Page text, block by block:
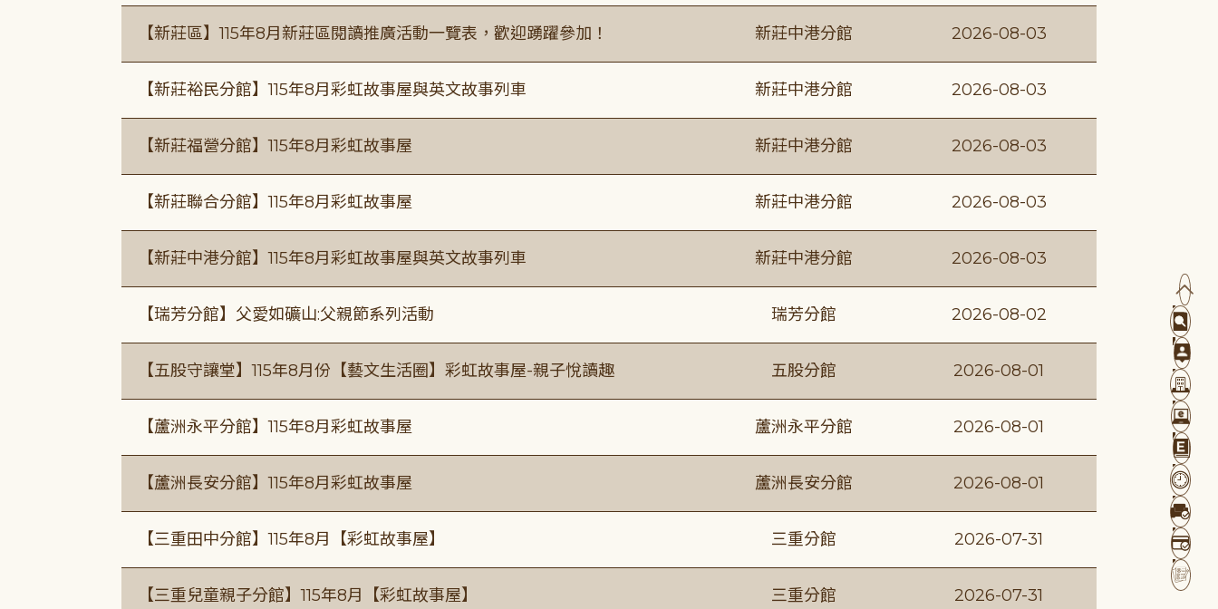
【新莊區】115年8月新莊區閱讀推廣活動一覽表，歡迎踴躍參加！ 新莊中港分館 2026-08-03
【新莊裕民分館】115年8月彩虹故事屋與英文故事列車 新莊中港分館 2026-08-03
【新莊福營分館】115年8月彩虹故事屋 新莊中港分館 2026-08-03
【新莊聯合分館】115年8月彩虹故事屋 新莊中港分館 2026-08-03
【新莊中港分館】115年8月彩虹故事屋與英文故事列車 新莊中港分館 2026-08-03
【瑞芳分館】父愛如礦山:父親節系列活動 瑞芳分館 2026-08-02
【五股守讓堂】115年8月份【藝文生活圈】彩虹故事屋-親子悅讀趣 五股分館 2026-08-01
【蘆洲永平分館】115年8月彩虹故事屋 蘆洲永平分館 2026-08-01
【蘆洲長安分館】115年8月彩虹故事屋 蘆洲長安分館 2026-08-01
【三重田中分館】115年8月【彩虹故事屋】 三重分館 2026-07-31
【三重兒童親子分館】115年8月【彩虹故事屋】 三重分館 2026-07-31